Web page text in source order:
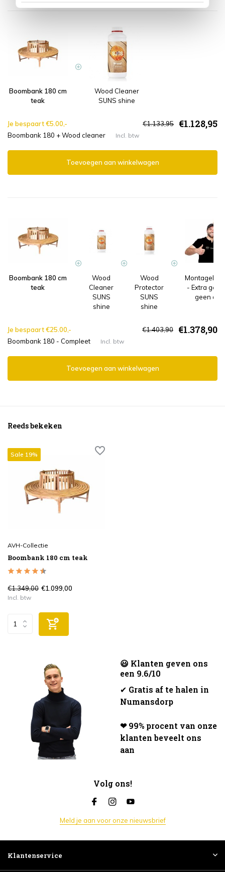
Boombank 180 cm
teak
Wood Cleaner
SUNS shine
Je bespaart €5.00,- €1.133,95 €1.128,95
Boombank 180 + Wood cleaner Incl. btw
Toevoegen aan winkelwagen
Boombank 180 cm
teak
Wood
Cleaner
SUNS
shine
Wood
Protector
SUNS
shine
- Extra
geen
Je bespaart €25.00,- €1.403,90 €1.378,90
Boombank 180 - Compleet Incl. btw
Toevoegen aan winkelwagen
Reeds bekeken
Sale 19%
AVH-Collectie
Boombank 180 cm teak
€1.349,00 €1.099,00
Incl. btw
😃 Klanten geven ons
een 9.6/10
✔ Gratis af te halen in
Numansdorp
❤ 99% procent van onze
klanten beveelt ons
aan
Volg ons!
Meld je aan voor onze nieuwsbrief
Klantenservice